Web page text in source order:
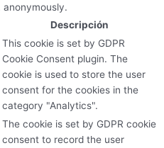
Descripción
This cookie is set by GDPR
Cookie Consent plugin. The
cookie is used to store the user
consent for the cookies in the
category "Analytics".
The cookie is set by GDPR cookie
consent to record the user